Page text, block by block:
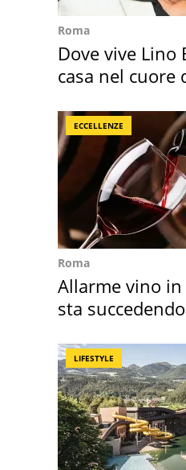
Roma
Dove vive Lino
casa nel cuore
ECCELLENZE
Roma
Allarme vino in
sta
LIFESTYLE